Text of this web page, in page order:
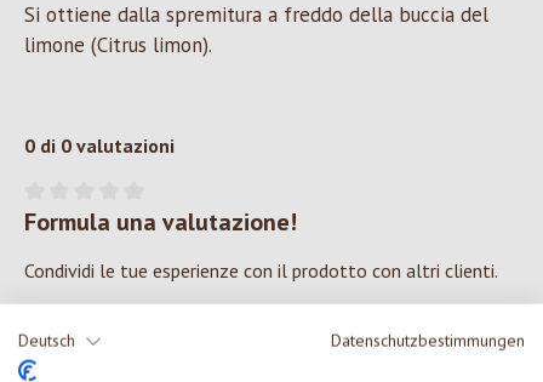
Deutsch Datenschutzbestimmungen
Si ottiene dalla spremitura a freddo della buccia del
limone (Citrus limon).
0 di 0 valutazioni
Valutazione media di 0 su 5 stelle
Formula una valutazione!
Condividi le tue esperienze con il prodotto con altri clienti.
SCRIVERE UNA RECENSIONE